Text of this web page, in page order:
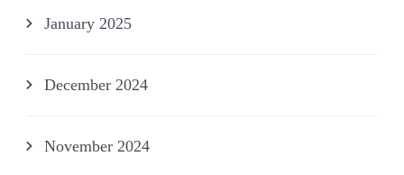
January 2025
December 2024
November 2024